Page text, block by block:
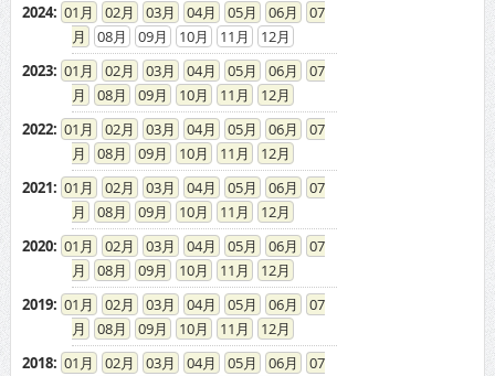
2015: 01 02 03 04 05 06
07
08
09 10 11
12
2014: 01 02 03 04 05 06
07
08
09 10 11
12
2013: 01 02 03 04 05 06
07
08
09 10 11
12
2012: 01 02 03 04 05 06
07
08
09 10 11
12
2011: 01 02 03 04 05 06
07
08
09 10 11
12
2010: 01 02 03 04 05 06
07
08
09 10 11
12
2009: 01 02 03 04 05 06
07